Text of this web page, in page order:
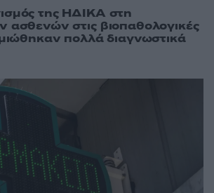
της ΗΔΙΚΑ στη
ασθενών στις βιοπαθολογικές
πολλά διαγνωστικά